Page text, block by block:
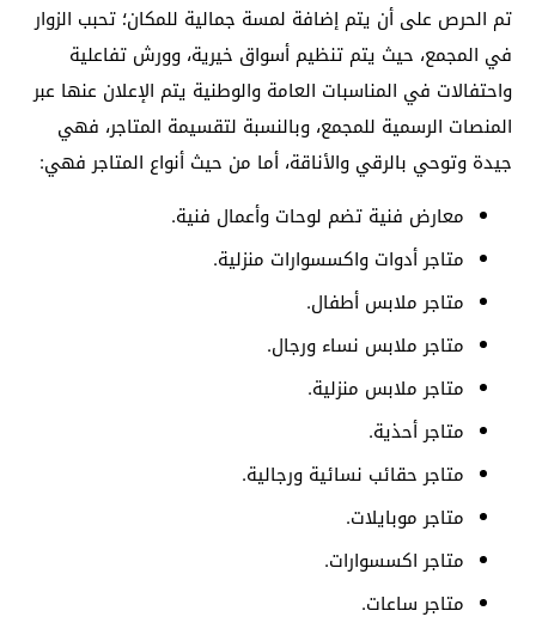
تم الحرص على أن يتم إضافة لمسة جمالية للمكان؛ تحبب الزوار
في المجمع، حيث يتم تنظيم أسواق خيرية، وورش تفاعلية
واحتفالات في المناسبات العامة والوطنية يتم الإعلان عنها عبر
المنصات الرسمية للمجمع، وبالنسبة لتقسيمة المتاجر، فهي
جيدة وتوحي بالرقي والأناقة، أما من حيث أنواع المتاجر فهي:
معارض فنية تضم لوحات وأعمال فنية.
متاجر أدوات واكسسوارات منزلية.
متاجر ملابس أطفال.
متاجر ملابس نساء ورجال.
متاجر ملابس منزلية.
متاجر أحذية.
متاجر حقائب نسائية ورجالية.
متاجر موبايلات.
متاجر اكسسوارات.
متاجر ساعات.